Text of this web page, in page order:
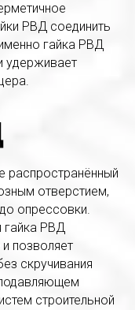
РВД соединить
гайка РВД
удерживает
распространённый
отверстием,
опрессовки.
гайка РВД
позволяет
скручивания
строительной